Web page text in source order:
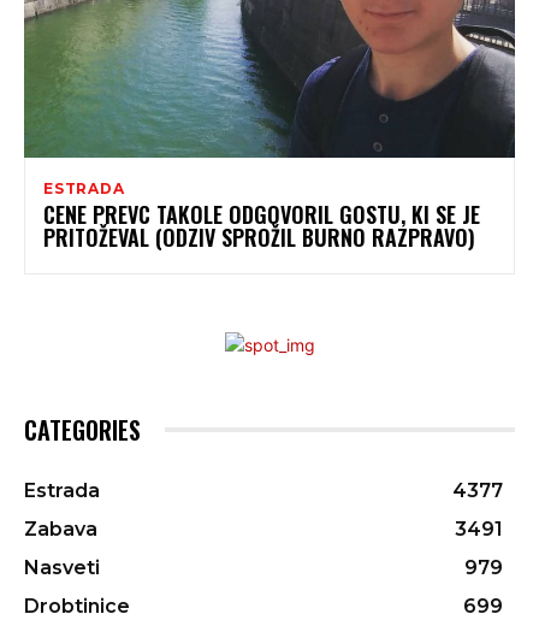
ESTRADA
CENE PREVC TAKOLE ODGOVORIL GOSTU, KI SE JE
PRITOŽEVAL (ODZIV SPROŽIL BURNO RAZPRAVO)
CATEGORIES
Estrada
4377
Zabava
3491
Nasveti
979
Drobtinice
699